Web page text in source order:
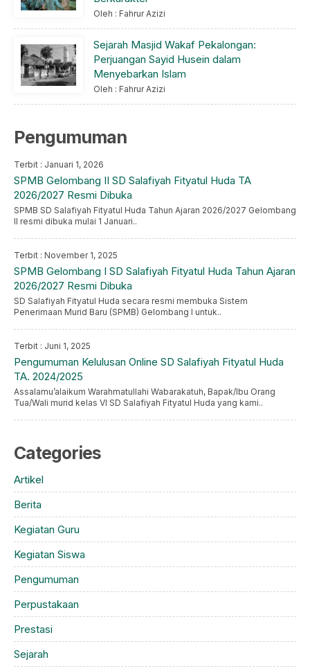
Oleh : Fahrur Azizi
Sejarah Masjid Wakaf Pekalongan:
Perjuangan Sayid Husein dalam
Menyebarkan Islam
Oleh : Fahrur Azizi
Pengumuman
Terbit : Januari 1, 2026
SPMB Gelombang II SD Salafiyah Fityatul Huda TA
2026/2027 Resmi Dibuka
SPMB SD Salafiyah Fityatul Huda Tahun Ajaran 2026/2027 Gelombang
II resmi dibuka mulai 1 Januari..
Terbit : November 1, 2025
SPMB Gelombang I SD Salafiyah Fityatul Huda Tahun Ajaran
2026/2027 Resmi Dibuka
SD Salafiyah Fityatul Huda secara resmi membuka Sistem
Penerimaan Murid Baru (SPMB) Gelombang I untuk..
Terbit : Juni 1, 2025
Pengumuman Kelulusan Online SD Salafiyah Fityatul Huda
TA. 2024/2025
Assalamu’alaikum Warahmatullahi Wabarakatuh, Bapak/Ibu Orang
Tua/Wali murid kelas VI SD Salafiyah Fityatul Huda yang kami..
Categories
Artikel
Berita
Kegiatan Guru
Kegiatan Siswa
Pengumuman
Perpustakaan
Prestasi
Sejarah